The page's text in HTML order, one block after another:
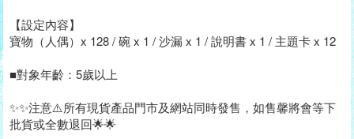
【設定內容】
寶物（人偶）x 128 / 碗 x 1 / 沙漏 x 1 / 說明書 x 1 / 主題卡 x 12
■對象年齡：5歲以上
✨✨注意⚠️所有現貨產品門市及網站同時發售，如售馨將會等下
批貨或全數退回🌟🌟